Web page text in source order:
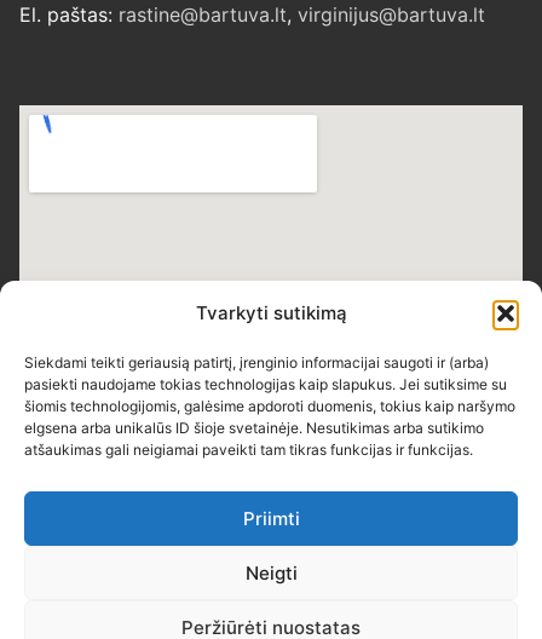
Tvarkyti sutikimą
Siekdami teikti geriausią patirtį, įrenginio informacijai saugoti ir (arba)
pasiekti naudojame tokias technologijas kaip slapukus. Jei sutiksime su
šiomis technologijomis, galėsime apdoroti duomenis, tokius kaip naršymo
elgsena arba unikalūs ID šioje svetainėje. Nesutikimas arba sutikimo
atšaukimas gali neigiamai paveikti tam tikras funkcijas ir funkcijas.
Priimti
Neigti
Peržiūrėti nuostatas
El. paštas: rastine@bartuva.lt, virginijus@bartuva.lt